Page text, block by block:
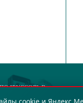
"РУССОЛ". Все права
cookie и